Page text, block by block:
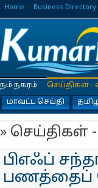
Home Business Directory
நம் நகரம்
செய்திகள் -
மாவட்ட செய்தி
» செய்திகள்
பிஎஃப்
பணத்தைப்